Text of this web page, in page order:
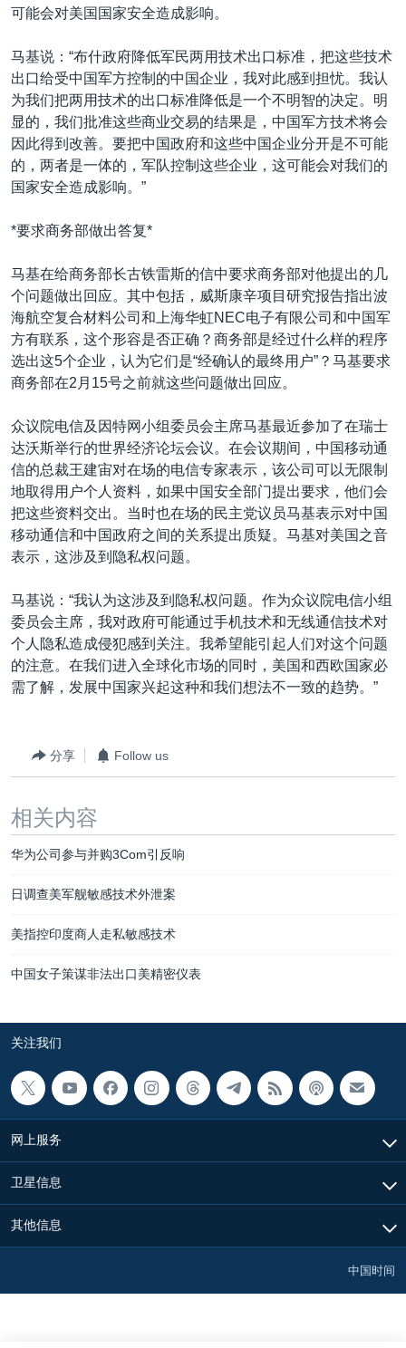
可能会对美国国家安全造成影响。
马基说：“布什政府降低军民两用技术出口标准，把这些技术
出口给受中国军方控制的中国企业，我对此感到担忧。我认
为我们把两用技术的出口标准降低是一个不明智的决定。明
显的，我们批准这些商业交易的结果是，中国军方技术将会
因此得到改善。要把中国政府和这些中国企业分开是不可能
的，两者是一体的，军队控制这些企业，这可能会对我们的
国家安全造成影响。”
*要求商务部做出答复*
马基在给商务部长古铁雷斯的信中要求商务部对他提出的几
个问题做出回应。其中包括，威斯康辛项目研究报告指出波
海航空复合材料公司和上海华虹NEC电子有限公司和中国军
方有联系，这个形容是否正确？商务部是经过什么样的程序
选出这5个企业，认为它们是“经确认的最终用户”？马基要求
商务部在2月15号之前就这些问题做出回应。
众议院电信及因特网小组委员会主席马基最近参加了在瑞士
达沃斯举行的世界经济论坛会议。在会议期间，中国移动通
信的总裁王建宙对在场的电信专家表示，该公司可以无限制
地取得用户个人资料，如果中国安全部门提出要求，他们会
把这些资料交出。当时也在场的民主党议员马基表示对中国
移动通信和中国政府之间的关系提出质疑。马基对美国之音
表示，这涉及到隐私权问题。
马基说：“我认为这涉及到隐私权问题。作为众议院电信小组
委员会主席，我对政府可能通过手机技术和无线通信技术对
个人隐私造成侵犯感到关注。我希望能引起人们对这个问题
的注意。在我们进入全球化市场的同时，美国和西欧国家必
需了解，发展中国家兴起这种和我们想法不一致的趋势。”
分享 Follow us
相关内容
华为公司参与并购3Com引反响
日调查美军舰敏感技术外泄案
美指控印度商人走私敏感技术
中国女子策谋非法出口美精密仪表
关注我们
网上服务
卫星信息
其他信息
中国时间